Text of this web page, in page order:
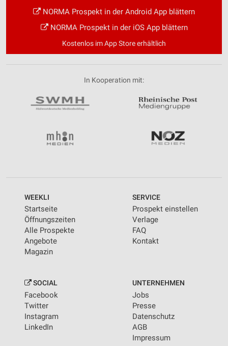
NORMA Prospekt in der Android App blättern
NORMA Prospekt in der iOS App blättern
Kostenlos im App Store erhältlich
In Kooperation mit:
WEEKLI
Startseite
Öffnungszeiten
Alle Prospekte
Angebote
Magazin
SERVICE
Prospekt einstellen
Verlage
FAQ
Kontakt
SOCIAL
Facebook
Twitter
Instagram
LinkedIn
UNTERNEHMEN
Jobs
Presse
Datenschutz
AGB
Impressum